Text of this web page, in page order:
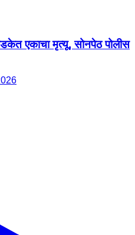
एकाचा मृत्यू, सोनपेठ पोलीस